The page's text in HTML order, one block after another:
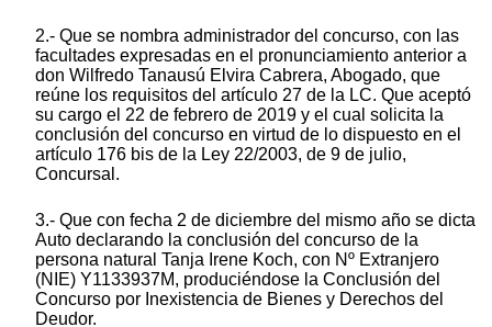
2.- Que se nombra administrador del concurso, con las
facultades expresadas en el pronunciamiento anterior a
don Wilfredo Tanausú Elvira Cabrera, Abogado, que
reúne los requisitos del artículo 27 de la LC. Que aceptó
su cargo el 22 de febrero de 2019 y el cual solicita la
conclusión del concurso en virtud de lo dispuesto en el
artículo 176 bis de la Ley 22/2003, de 9 de julio,
Concursal.
3.- Que con fecha 2 de diciembre del mismo año se dicta
Auto declarando la conclusión del concurso de la
persona natural Tanja Irene Koch, con Nº Extranjero
(NIE) Y1133937M, produciéndose la Conclusión del
Concurso por Inexistencia de Bienes y Derechos del
Deudor.